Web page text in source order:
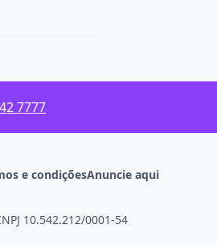
7777
e condiçõesAnuncie aqui
10.542.212/0001-54